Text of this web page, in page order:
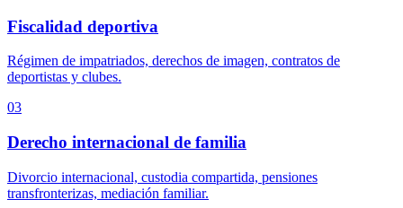
Fiscalidad deportiva
Régimen de impatriados, derechos de imagen, contratos de
deportistas y clubes.
03
Derecho internacional de familia
Divorcio internacional, custodia compartida, pensiones
transfronterizas, mediación familiar.